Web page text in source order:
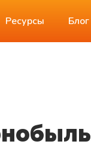
Ресурсы Блог